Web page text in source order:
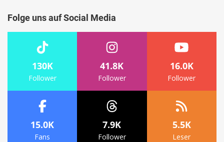
Folge uns auf Social Media
130K
Follower
41.8K
Follower
16.0K
Follower
15.0K
Fans
7.9K
Follower
5.5K
Leser